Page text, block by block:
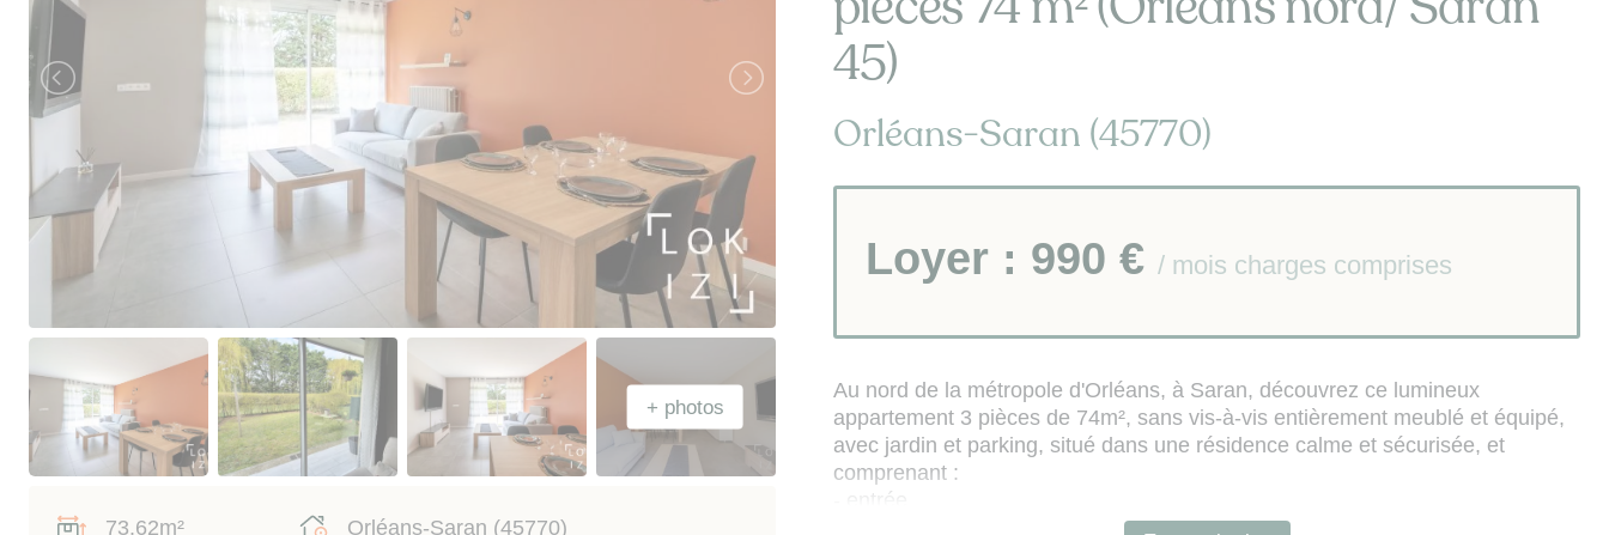
73.62m²
Orléans-Saran (45770)
45)
Orléans-Saran (45770)
Loyer : 990 € / mois charges comprises
Au nord de la métropole d'Orléans, à Saran, découvrez ce lumineux
appartement 3 pièces de 74m², sans vis-à-vis entièrement meublé et équipé,
avec jardin et parking, situé dans une résidence calme et sécurisée, et
comprenant :
- entrée
- séjour donnant sur jardin avec espace salon (canapé, TV) et espace repas